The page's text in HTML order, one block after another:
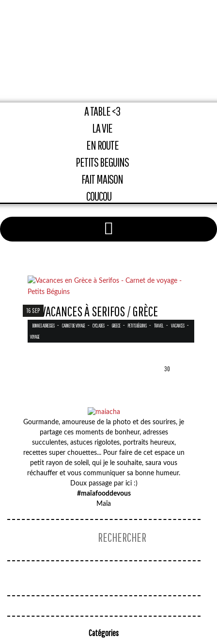
A TABLE <3
LA VIE
EN ROUTE
PETITS BEGUINS
FAIT MAISON
COUCOU
16 SEP
EN VACANCES À SERIFOS / GRÈCE
BONNES ADRESSES - CARNET DE VOYAGE - CYCLADES - GREECE - PETITS BÉGUINS - TRAVEL - VACANCES -
VOYAGE
30
Gourmande, amoureuse de la photo et des sourires, je
partage ces moments de bonheur, adresses
succulentes, astuces rigolotes, portraits heureux,
recettes super chouettes... Pour faire de cet espace un
petit rayon de soleil, qui je le souhaite, saura vous
réchauffer et vous communiquer sa bonne humeur.
Doux passage par ici :)
#maïafooddevous
Maïa
Catégories